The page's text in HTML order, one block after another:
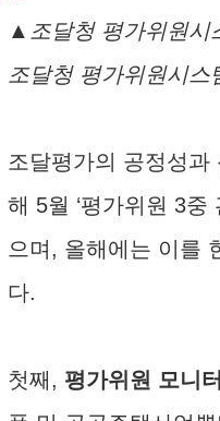
▲조달청 평가위원시
조달청 평가위원시
조달평가의 공정성
해 5월 ‘평가위원 3중
으며, 올해에는 이를
다.
첫째, 평가위원 모니